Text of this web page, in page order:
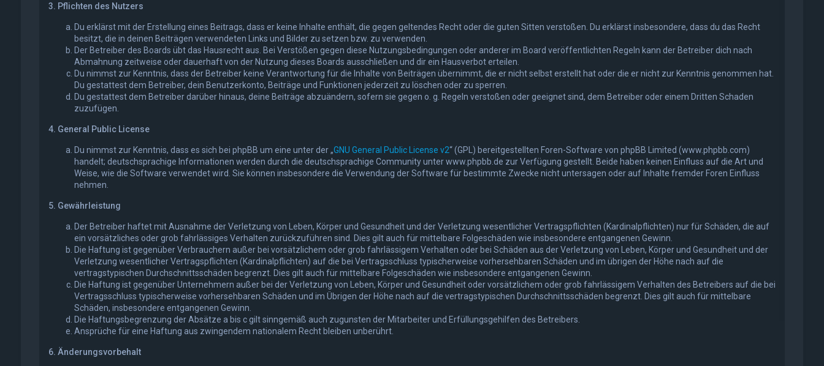
3. Pflichten des Nutzers
Du erklärst mit der Erstellung eines Beitrags, dass er keine Inhalte enthält, die gegen geltendes Recht oder die guten Sitten verstoßen. Du erklärst insbesondere, dass du das Recht
besitzt, die in deinen Beiträgen verwendeten Links und Bilder zu setzen bzw. zu verwenden.
Der Betreiber des Boards übt das Hausrecht aus. Bei Verstößen gegen diese Nutzungsbedingungen oder anderer im Board veröffentlichten Regeln kann der Betreiber dich nach
Abmahnung zeitweise oder dauerhaft von der Nutzung dieses Boards ausschließen und dir ein Hausverbot erteilen.
Du nimmst zur Kenntnis, dass der Betreiber keine Verantwortung für die Inhalte von Beiträgen übernimmt, die er nicht selbst erstellt hat oder die er nicht zur Kenntnis genommen hat.
Du gestattest dem Betreiber, dein Benutzerkonto, Beiträge und Funktionen jederzeit zu löschen oder zu sperren.
Du gestattest dem Betreiber darüber hinaus, deine Beiträge abzuändern, sofern sie gegen o. g. Regeln verstoßen oder geeignet sind, dem Betreiber oder einem Dritten Schaden
zuzufügen.
4. General Public License
Du nimmst zur Kenntnis, dass es sich bei phpBB um eine unter der „GNU General Public License v2“ (GPL) bereitgestellten Foren-Software von phpBB Limited (www.phpbb.com)
handelt; deutschsprachige Informationen werden durch die deutschsprachige Community unter www.phpbb.de zur Verfügung gestellt. Beide haben keinen Einfluss auf die Art und
Weise, wie die Software verwendet wird. Sie können insbesondere die Verwendung der Software für bestimmte Zwecke nicht untersagen oder auf Inhalte fremder Foren Einfluss
nehmen.
5. Gewährleistung
Der Betreiber haftet mit Ausnahme der Verletzung von Leben, Körper und Gesundheit und der Verletzung wesentlicher Vertragspflichten (Kardinalpflichten) nur für Schäden, die auf
ein vorsätzliches oder grob fahrlässiges Verhalten zurückzuführen sind. Dies gilt auch für mittelbare Folgeschäden wie insbesondere entgangenen Gewinn.
Die Haftung ist gegenüber Verbrauchern außer bei vorsätzlichem oder grob fahrlässigem Verhalten oder bei Schäden aus der Verletzung von Leben, Körper und Gesundheit und der
Verletzung wesentlicher Vertragspflichten (Kardinalpflichten) auf die bei Vertragsschluss typischerweise vorhersehbaren Schäden und im übrigen der Höhe nach auf die
vertragstypischen Durchschnittsschäden begrenzt. Dies gilt auch für mittelbare Folgeschäden wie insbesondere entgangenen Gewinn.
Die Haftung ist gegenüber Unternehmern außer bei der Verletzung von Leben, Körper und Gesundheit oder vorsätzlichem oder grob fahrlässigem Verhalten des Betreibers auf die bei
Vertragsschluss typischerweise vorhersehbaren Schäden und im Übrigen der Höhe nach auf die vertragstypischen Durchschnittsschäden begrenzt. Dies gilt auch für mittelbare
Schäden, insbesondere entgangenen Gewinn.
Die Haftungsbegrenzung der Absätze a bis c gilt sinngemäß auch zugunsten der Mitarbeiter und Erfüllungsgehilfen des Betreibers.
Ansprüche für eine Haftung aus zwingendem nationalem Recht bleiben unberührt.
6. Änderungsvorbehalt